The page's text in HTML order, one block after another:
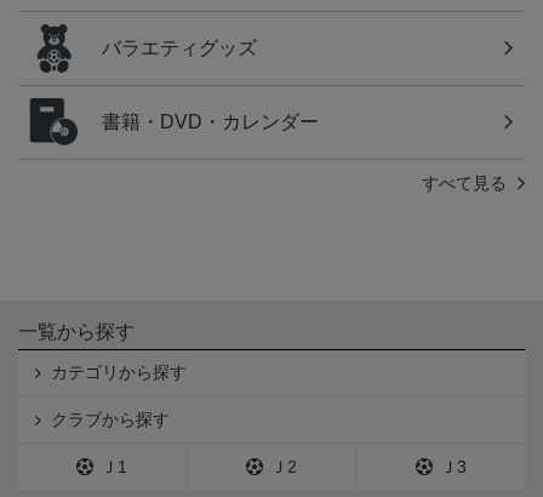
バラエティグッズ
書籍・DVD・カレンダー
すべて見る
一覧から探す
カテゴリから探す
クラブから探す
Ｊ1 Ｊ2 Ｊ3